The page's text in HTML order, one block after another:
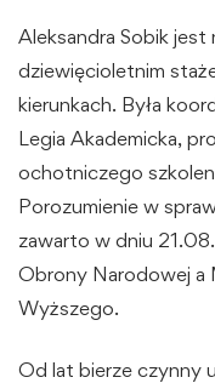
Aleksandra Sobik jest
dziewięcioletnim
kierunkach. Była
Legia Akademicka,
ochotniczego
Porozumienie w
zawarto w dniu
Obrony Narodowej a
Wyższego.
Od lat bierze czynny